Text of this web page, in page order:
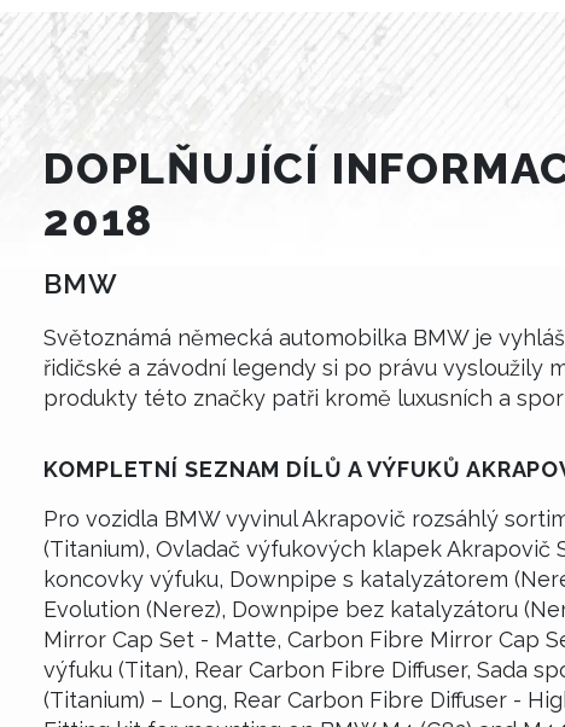
DOPLŇUJÍCÍ
2018
BMW
Světoznámá německá automobilka BMW je
řidičské a závodní legendy si po právu vysloužily
produkty této značky patři kromě luxusních a
KOMPLETNÍ SEZNAM DÍLŮ A VÝFUKŮ
Pro vozidla BMW vyvinul Akrapovič rozsáhlý
(Titanium), Ovladač výfukových klapek
koncovky výfuku, Downpipe s katalyzátorem
Evolution (Nerez), Downpipe bez katalyzátoru
Mirror Cap Set - Matte, Carbon Fibre Mirror Cap
výfuku (Titan), Rear Carbon Fibre Diffuser, Sada
(Titanium) – Long, Rear Carbon Fibre Diffuser -